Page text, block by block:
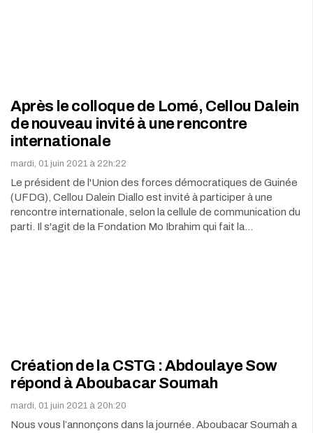
Après le colloque de Lomé, Cellou Dalein
de nouveau invité à une rencontre
internationale
mardi, 01 juin 2021 à 22h:22
Le président de l'Union des forces démocratiques de Guinée
(UFDG), Cellou Dalein Diallo est invité à participer à une
rencontre internationale, selon la cellule de communication du
parti. Il s'agit de la Fondation Mo Ibrahim qui fait la…
Création de la CSTG : Abdoulaye Sow
répond à Aboubacar Soumah
mardi, 01 juin 2021 à 20h:20
Nous vous l’annonçons dans la journée. Aboubacar Soumah a